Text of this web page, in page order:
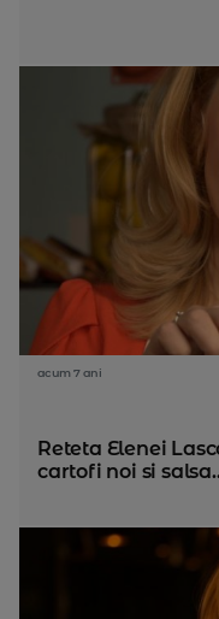
acum 7 ani
Reteta Elenei
cartofi noi si